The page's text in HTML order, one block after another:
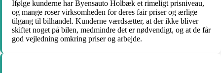
Ifølge kunderne har Byensauto Holbæk et rimeligt prisniveau,
og mange roser virksomheden for deres fair priser og ærlige
tilgang til bilhandel. Kunderne værdsætter, at der ikke bliver
skiftet noget på bilen, medmindre det er nødvendigt, og at de får
god vejledning omkring priser og arbejde.